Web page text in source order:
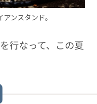
ンスタンド。
行なって、この夏